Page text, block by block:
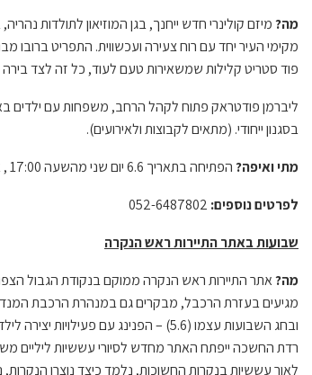
מה?מיזם קולינרי חדש ייחנך, בגן המוזיאון לתולדות
מקימי העיר יחד עם רוח צעירה ועכשווית. התפריט
פוד סטריט קלילות שמשאירות טעם לעוד, כל זה לצד בירה
ליברמן פודטראק פתוח לקהל הרחב, משפחות עם ילדים
בסגנון ייחודי. (מתאים לקבוצות ולאירועים).
מתי ואיפה?הפתיחה בתאריך 6.6 יום שני מהשעה 17:00 , אירוע השקה חגיגי ברחבת גן מוזיאון בית ליברמן, פתוח לציבור הרחב.
לפרטים נוספים:
שבועות באתר התיירות ראש הנקרה
מה?אתר התיירות ראש הנקרה ממוקם בנקודת הגבול
ובחג השבועות עצמו (5.6) – הפנינג עם
לאור עששיות בנקרות החשוכות, נלמד כיצד נוצרו